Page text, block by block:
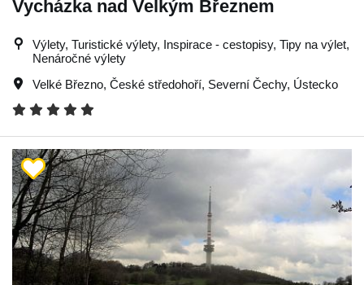
Vycházka nad Velkým Březnem
Výlety, Turistické výlety, Inspirace - cestopisy, Tipy na výlet,
Nenáročné výlety
Velké Březno, České středohoří, Severní Čechy, Ústecko